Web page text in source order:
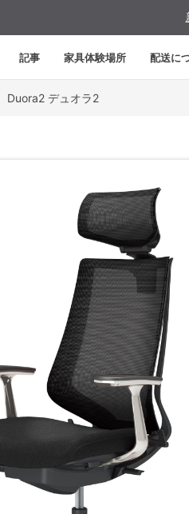
記事 家具体験場所 配送に
Duora2 デュオラ2